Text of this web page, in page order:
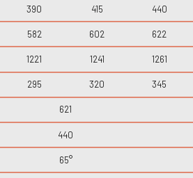
390 415 440
582 602 622
1221 1241 1261
295 320 345
621
440
65°